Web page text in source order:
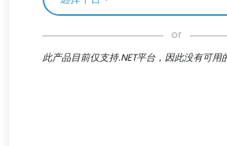
or
此产品目前仅支持.NET平台，因此没有可用